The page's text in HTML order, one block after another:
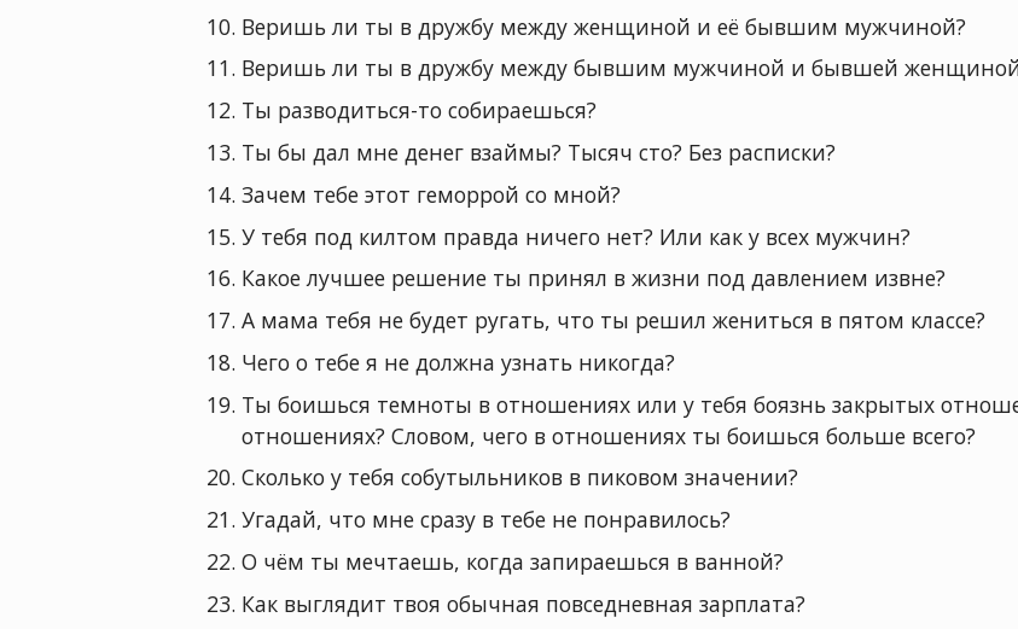
Веришь ли ты в дружбу между женщиной и её бывшим мужчиной?
Веришь ли ты в дружбу между бывшим мужчиной и бывшей
Ты разводиться-то собираешься?
Ты бы дал мне денег взаймы? Тысяч сто? Без расписки?
Зачем тебе этот геморрой со мной?
У тебя под килтом правда ничего нет? Или как у всех мужчин?
Какое лучшее решение ты принял в жизни под давлением извне?
А мама тебя не будет ругать, что ты решил жениться в пятом классе?
Чего о тебе я не должна узнать никогда?
Ты боишься темноты в отношениях или у тебя боязнь закрытых
отношениях? Словом, чего в отношениях ты боишься больше всего?
Сколько у тебя собутыльников в пиковом значении?
Угадай, что мне сразу в тебе не понравилось?
О чём ты мечтаешь, когда запираешься в ванной?
Как выглядит твоя обычная повседневная зарплата?